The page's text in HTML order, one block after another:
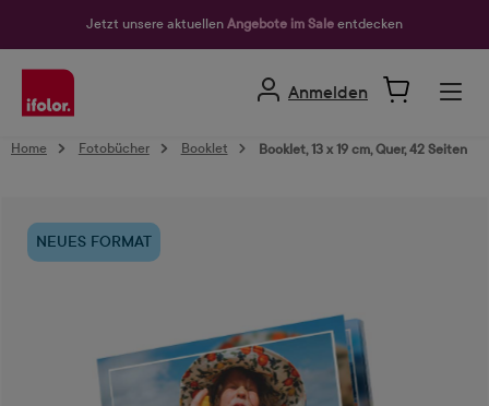
Jetzt unsere aktuellen Angebote im Sale entdecken
Anmelden
Home Fotobücher Booklet Booklet, 13 x 19 cm, Quer, 42 Seiten
NEUES FORMAT